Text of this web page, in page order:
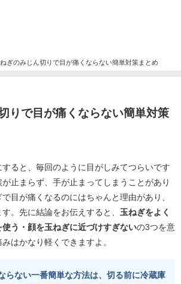
ぎのみじん切りで目が痛くならない簡単対策まとめ
りで目が痛くならない簡単対策
ると、毎回のように目がしみてつらいです
止まらず、手が止まってしまうことがあり
目が痛くなるのにはちゃんと理由があり、
。先に結論をお伝えすると、 玉ねぎをよく
う・顔を玉ねぎに近づけすぎないの3つを意
はかなり軽くできますよ。
らない一番簡単な方法は、切る前に冷蔵庫